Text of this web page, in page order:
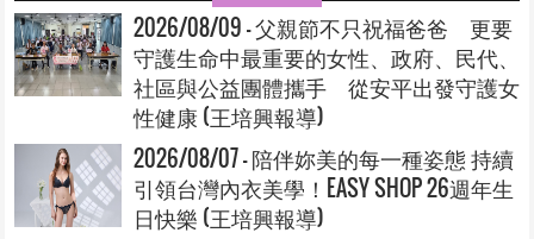
2026/08/09 - 父親節不只祝福爸爸 更要
守護生命中最重要的女性、政府、民代、
社區與公益團體攜手 從安平出發守護女
性健康 (王培興報導)
2026/08/07 - 陪伴妳美的每一種姿態 持續
引領台灣內衣美學！EASY SHOP 26週年生
日快樂 (王培興報導)